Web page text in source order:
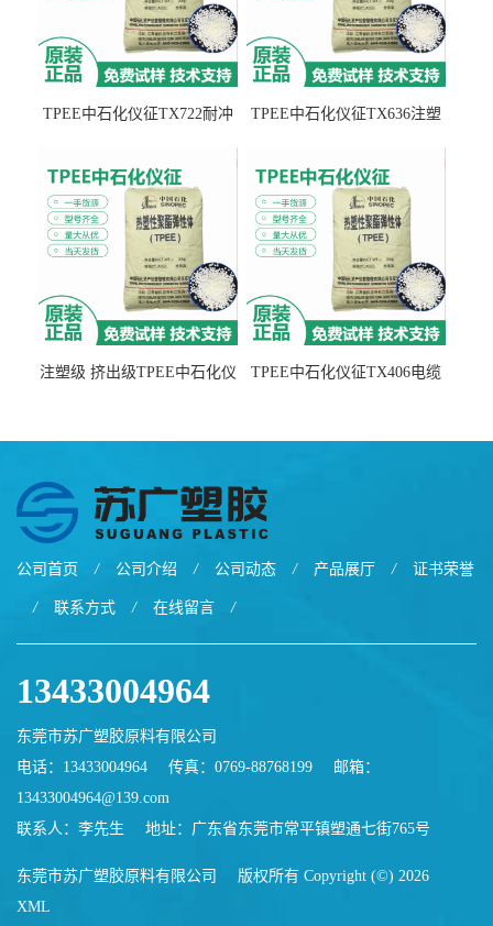
TPEE中石化仪征TX722耐冲
TPEE中石化仪征TX636注塑
注塑级 挤出级TPEE中石化仪
TPEE中石化仪征TX406电缆
公司首页 / 公司介绍 / 公司动态 / 产品展厅 / 证书荣誉
/ 联系方式 / 在线留言 /
13433004964
东莞市苏广塑胶原料有限公司
电话：13433004964
传真：0769-88768199
邮箱：
13433004964@139.com
联系人：李先生
地址：广东省东莞市常平镇塑通七街765号
东莞市苏广塑胶原料有限公司
版权所有 Copyright (©) 2026
XML